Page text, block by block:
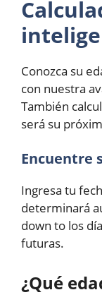
Conozca su
con nuestra
También
será su
Encuentre
Ingresa tu
determinará
down to los
futuras.
¿Qué